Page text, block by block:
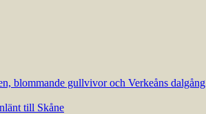
blommande gullvivor och Verkeåns dalgång
till Skåne